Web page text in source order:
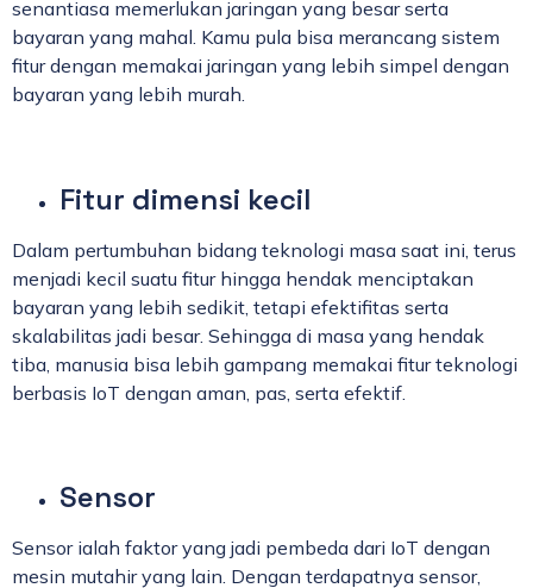
senantiasa memerlukan jaringan yang besar serta
bayaran yang mahal. Kamu pula bisa merancang sistem
fitur dengan memakai jaringan yang lebih simpel dengan
bayaran yang lebih murah.
Fitur dimensi kecil
Dalam pertumbuhan bidang teknologi masa saat ini, terus
menjadi kecil suatu fitur hingga hendak menciptakan
bayaran yang lebih sedikit, tetapi efektifitas serta
skalabilitas jadi besar. Sehingga di masa yang hendak
tiba, manusia bisa lebih gampang memakai fitur teknologi
berbasis IoT dengan aman, pas, serta efektif.
Sensor
Sensor ialah faktor yang jadi pembeda dari IoT dengan
mesin mutahir yang lain. Dengan terdapatnya sensor,